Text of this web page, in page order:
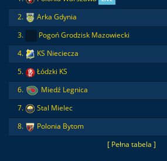
[ Pełna tabela ]
2.
Arka Gdynia
3.
Pogoń Grodzisk Mazowiecki
4.
KS Nieciecza
5.
Łódzki KS
6.
Miedź Legnica
7.
Stal Mielec
8.
Polonia Bytom